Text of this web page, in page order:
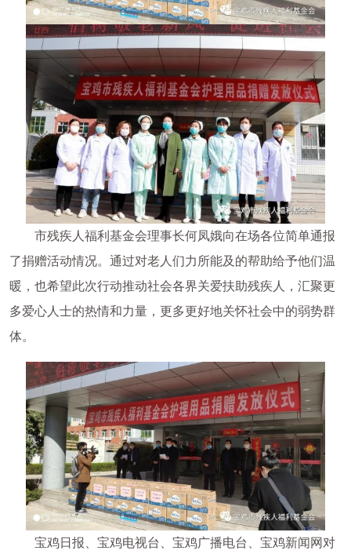
市残疾人福利基金会理事长何凤娥向在场各位简单通报
了捐赠活动情况。通过对老人们力所能及的帮助给予他们温
暖，也希望此次行动推动社会各界关爱扶助残疾人，汇聚更
多爱心人士的热情和力量，更多更好地关怀社会中的弱势群
体。
宝鸡日报、宝鸡电视台、宝鸡广播电台、宝鸡新闻网对